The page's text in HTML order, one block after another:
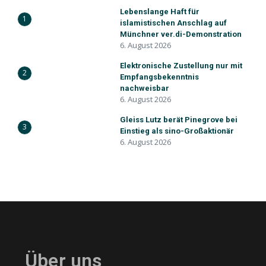
1
Lebenslange Haft für
islamistischen Anschlag auf
Münchner ver.di-Demonstration
6. August 2026
2
Elektronische Zustellung nur mit
Empfangsbekenntnis
nachweisbar
6. August 2026
3
Gleiss Lutz berät Pinegrove bei
Einstieg als sino-Großaktionär
6. August 2026
Über uns